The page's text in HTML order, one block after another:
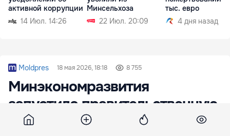
активной коррупции
14 Июл. 14:26
Минсельхоза
22 Июл. 20:09
тыс. евро
4 дня назад
Moldpres 18 мая 2026, 18:18 8 755
Минэкономразвития
запустило правительственную
программу Reușim